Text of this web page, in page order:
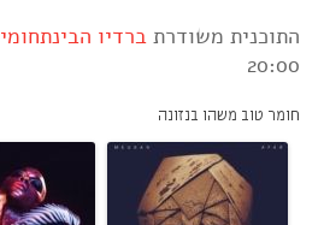
התוכנית משודרת ברדיו הבינתחומי
20:00
חומר טוב משהו בנזונה